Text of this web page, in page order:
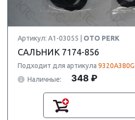
Артикул: A1-03055 | OTO PERK
САЛЬНИК 7174-856
Подходит для артикула 9320A380G
Наличные:
348 ₽